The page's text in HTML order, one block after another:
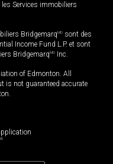
Services immobiliers
BridgemarqMD sont des
Income Fund L.P. et sont
BridgemarqMD Inc.
of Edmonton. All
is not guaranteed accurate